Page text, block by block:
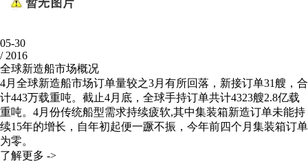
05-30
/ 2016
全球新造船市场概况
4月全球新造船市场订单量较之3月有所回落，新接订单31艘，合
计443万载重吨。截止4月底，全球手持订单共计4323艘2.8亿载
重吨。4月份传统船型需求持续疲软,其中集装箱新造订单未能持
续15年的增长，自年初起便一蹶不振，今年前四个月集装箱订单
为零。
了解更多 ->